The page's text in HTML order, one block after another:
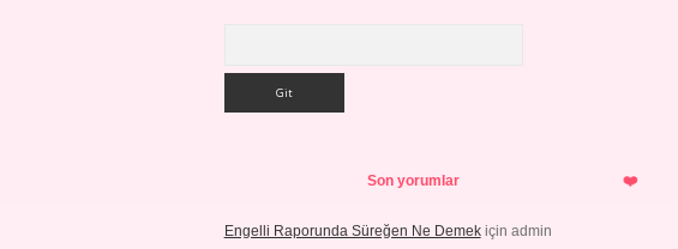
Son yorumlar
Engelli Raporunda Süreğen Ne Demekiçin admin